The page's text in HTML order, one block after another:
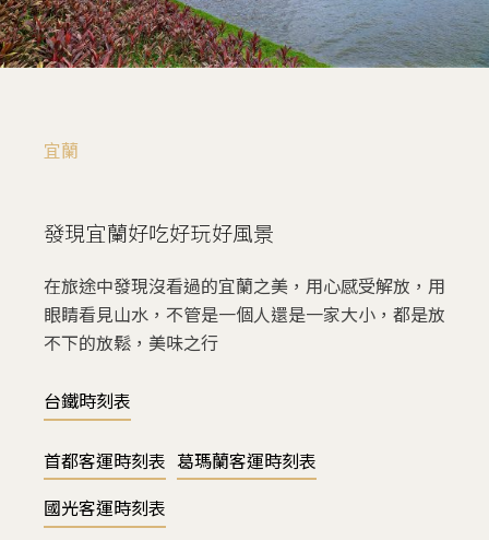
宜蘭
發現宜蘭好吃好玩好風景
在旅途中發現沒看過的宜蘭之美，用心感受解放，用
眼睛看見山水，不管是一個人還是一家大小，都是放
不下的放鬆，美味之行
台鐵時刻表
首都客運時刻表 葛瑪蘭客運時刻表
國光客運時刻表